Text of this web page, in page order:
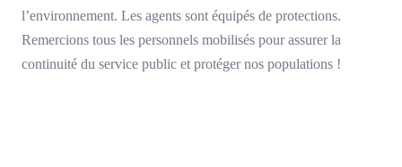
l’environnement. Les agents sont équipés de protections.
Remercions tous les personnels mobilisés pour assurer la
continuité du service public et protéger nos populations !